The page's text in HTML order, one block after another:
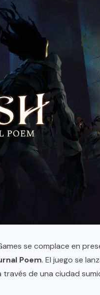
se complace en
Poem. El juego se
de una ciudad